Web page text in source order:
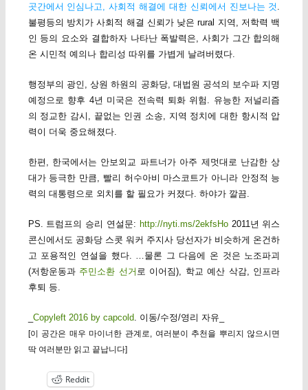
곳간에서 인심나고, 사회적 해결에 대한 신뢰에서 진보나는 것
불평등의 방치가 사회적 해결 신뢰가 낮은 rural 지역, 저학력 백
인 등의 요소와 결합하자 나타난 폭발력은, 사회가 그간 합의해
온 시민적 예의나 합리성 따위를 가볍게 날려버렸다.
행정부의 광인, 상원 하원의 공화당, 대법원 공석의 보수파 지명
예정으로 향후 4년 미국은 전속력 퇴화 위험. 유능한 저널리즘
의 정교한 감시, 끝없는 인권 소송, 지역 정치에 대한 항시적 압
력이 더욱 중요해졌다.
한편, 한국에서는 안보외교 파트너가 아주 제멋대로 난감한 상
대가 등극한 만큼, 빨리 허수아비 마스코트가 아니라 안정적 능
력의 대통령으로 외치를 할 필요가 커졌다. 하야가 깔끔.
PS. 트럼프의 승리 연설문: http://nyti.ms/2ekfsHo2011년 위스
콘신에서도 공화당 스콧 워커 주지사 당선자가 비슷하게 온건하
고 포용적인 연설을 했다. …물론 그 다음에 온 것은 노조파괴
(저항운동과 주민소환 선거 로 이어짐), 학교 예산 삭감, 인프라
후퇴 등.
Copyleft 2016 by capcold. 이동/수정/영리 자유_
[이 공간은 매우 마이너한 관계로, 여러분이 추천을 뿌리지 않으시면
딱 여러분만 읽고 끝납니다]
Reddit